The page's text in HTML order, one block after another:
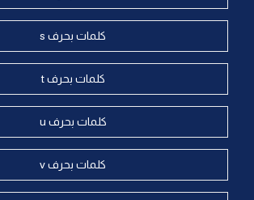
كلمات بحرف s
كلمات بحرف t
كلمات بحرف u
كلمات بحرف v